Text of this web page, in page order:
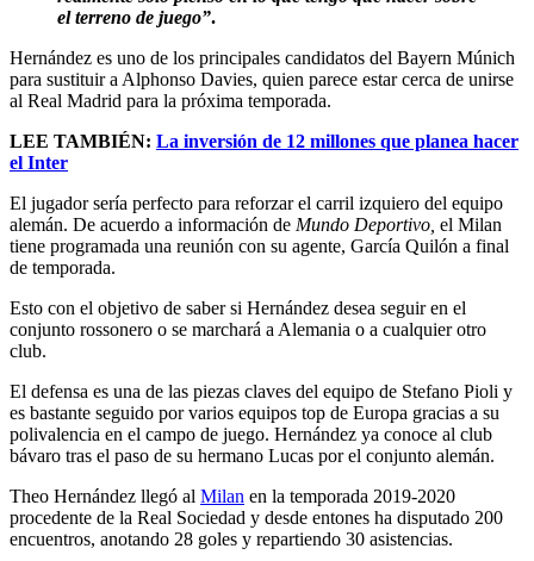
el terreno de juego”.
Hernández es uno de los principales candidatos del Bayern Múnich
para sustituir a Alphonso Davies, quien parece estar cerca de unirse
al Real Madrid para la próxima temporada.
LEE TAMBIÉN: La inversión de 12 millones que planea hacer
el Inter
El jugador sería perfecto para reforzar el carril izquiero del equipo
alemán. De acuerdo a información de Mundo Deportivo, el Milan
tiene programada una reunión con su agente, García Quilón a final
de temporada.
Esto con el objetivo de saber si Hernández desea seguir en el
conjunto rossonero o se marchará a Alemania o a cualquier otro
club.
El defensa es una de las piezas claves del equipo de Stefano Pioli y
es bastante seguido por varios equipos top de Europa gracias a su
polivalencia en el campo de juego. Hernández ya conoce al club
bávaro tras el paso de su hermano Lucas por el conjunto alemán.
Theo Hernández llegó al Milan en la temporada 2019-2020
procedente de la Real Sociedad y desde entones ha disputado 200
encuentros, anotando 28 goles y repartiendo 30 asistencias.